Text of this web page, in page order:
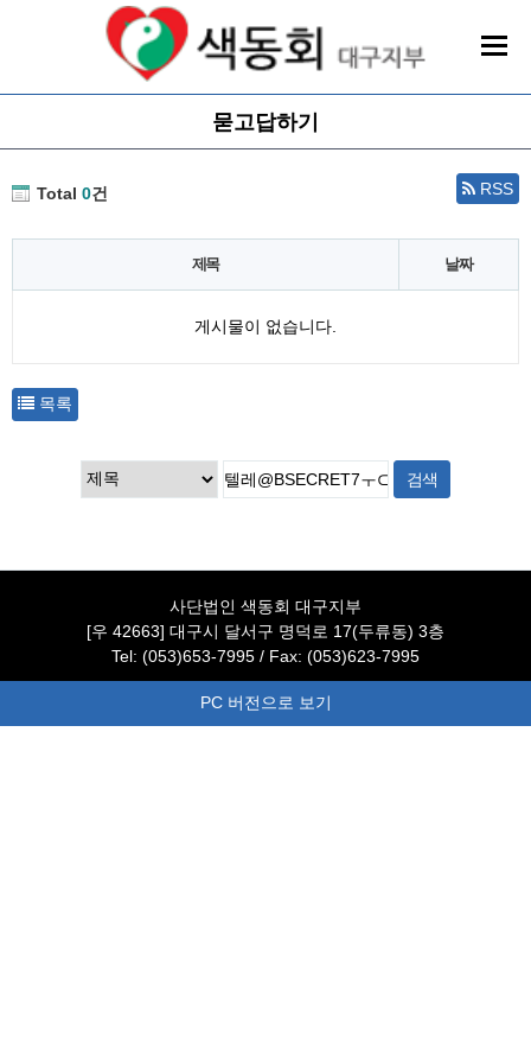
묻고답하기
Total 0건 RSS
제목 날짜
게시물이 없습니다.
목록
사단법인 색동회 대구지부
[우 42663] 대구시 달서구 명덕로 17(두류동) 3층
Tel: (053)653-7995 / Fax: (053)623-7995
PC 버전으로 보기